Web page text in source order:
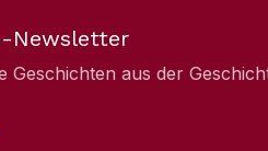
Newsletter
Geschichten aus der